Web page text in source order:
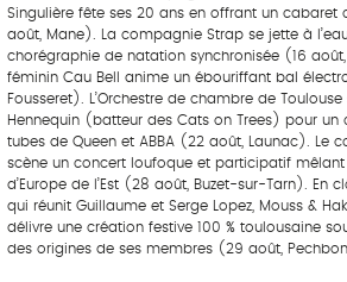
Singulière fête ses 20 ans en offrant un cabaret
août, Mane). La compagnie Strap se jette à
chorégraphie de natation synchronisée (16
féminin Cau Bell anime un ébouriffant bal
Fousseret). L’Orchestre de chambre de Toulouse
Hennequin (batteur des Cats on Trees) pour un
tubes de Queen et ABBA (22 août, Launac). Le
scène un concert loufoque et participatif
d’Europe de l’Est (28 août, Buzet-sur-Tarn). En
qui réunit Guillaume et Serge Lopez, Mouss &
délivre une création festive 100 % toulousaine
des origines de ses membres (29 août,